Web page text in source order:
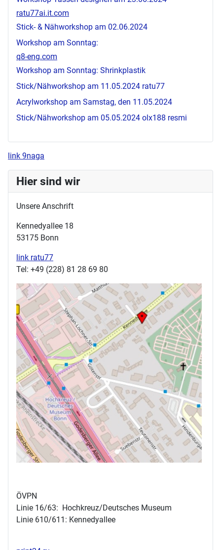
ratu77ai.it.com
Stick- & Nähworkshop am 02.06.2024
Workshop am Sonntag:
q8-eng.com
Workshop am Sonntag: Shrinkplastik
Stick/Nähworkshop am 11.05.2024 ratu77
Acrylworkshop am Samstag, den 11.05.2024
Stick/Nähworkshop am 05.05.2024 olx188 resmi
link 9naga
Hier sind wir
Unsere Anschrift
Kennedyallee 18
53175 Bonn
link ratu77
Tel: +49 (228) 81 28 69 80
ÖVPN
Linie 16/63: Hochkreuz/Deutsches Museum
Linie 610/611: Kennedyallee